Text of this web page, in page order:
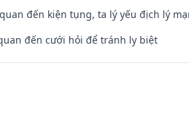
đến kiện tụng, ta lý yếu địch lý
đến cưới hỏi để tránh ly biệt